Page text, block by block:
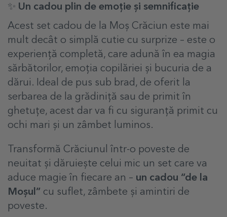
✨ Un cadou plin de emoție și semnificație
Acest set cadou de la Moș Crăciun este mai
mult decât o simplă cutie cu surprize – este o
experiență completă, care adună în ea magia
sărbătorilor, emoția copilăriei și bucuria de a
dărui. Ideal de pus sub brad, de oferit la
serbarea de la grădiniță sau de primit în
ghetuțe, acest dar va fi cu siguranță primit cu
ochi mari și un zâmbet luminos.
Transformă Crăciunul într-o poveste de
neuitat și dăruiește celui mic un set care va
aduce magie în fiecare an – un cadou “de la
Moșul” cu suflet, zâmbete și amintiri de
poveste.